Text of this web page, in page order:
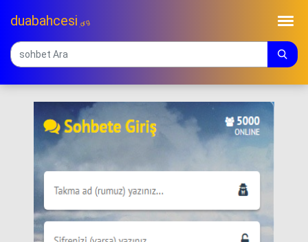
duabahcesi.org